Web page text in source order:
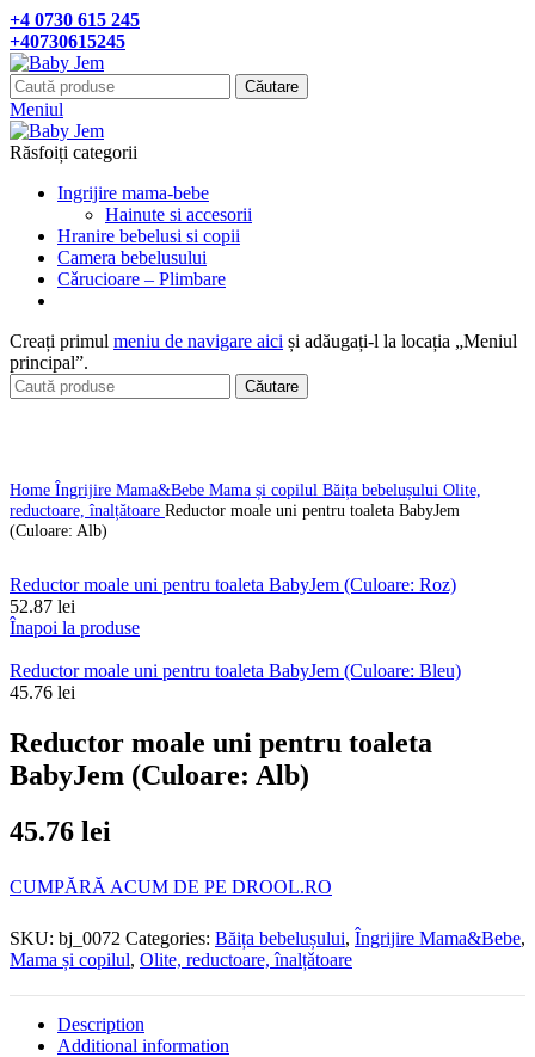
+4 0730 615 245
+40730615245
Căutare
Meniul
Răsfoiți categorii
Ingrijire mama-bebe
Hainute si accesorii
Hranire bebelusi si copii
Camera bebelusului
Cǎrucioare – Plimbare
Creați primul meniu de navigare aici și adăugați-l la locația „Meniul
principal”.
Căutare
Home Îngrijire Mama&Bebe Mama și copilul Băița bebelușului Olite,
reductoare, înalțǎtoare Reductor moale uni pentru toaleta BabyJem
(Culoare: Alb)
Reductor moale uni pentru toaleta BabyJem (Culoare: Roz)
52.87 lei
Înapoi la produse
Reductor moale uni pentru toaleta BabyJem (Culoare: Bleu)
45.76 lei
Reductor moale uni pentru toaleta
BabyJem (Culoare: Alb)
45.76 lei
CUMPĂRĂ ACUM DE PE DROOL.RO
SKU: bj_0072 Categories: Băița bebelușului, Îngrijire Mama&Bebe,
Mama și copilul, Olite, reductoare, înalțǎtoare
Description
Additional information